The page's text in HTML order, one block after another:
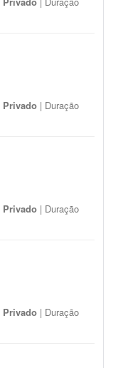
Privado | Duração
Privado | Duração
Privado | Duração